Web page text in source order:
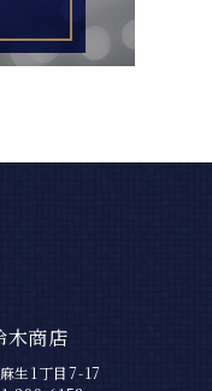
木商店
生1丁目7-17